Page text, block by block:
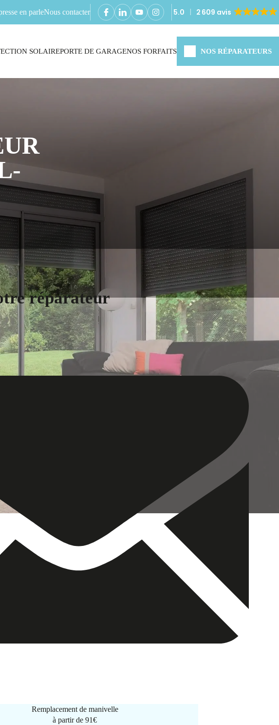
en parleNous contacter 5.0 2 609 avis
SOLAIREPORTE DE GARAGENOS FORFAITS NOS RÉPARATEURS
réparateur
Remplacement de manivelle
à partir de91€